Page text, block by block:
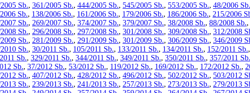
Sb., 361/2005 Sb., 444/2005 Sb., 545/2005 Sb., 553/2005 Sb., 48/2006 Sb.
Sb., 138/2006 Sb., 161/2006 Sb., 179/2006 Sb., 186/2006 Sb., 215/2006
Sb., 269/2007 Sb., 374/2007 Sb., 379/2007 Sb., 38/2008 Sb., 88/2008 Sb.,
Sb., 296/2008 Sb., 297/2008 Sb., 301/2008 Sb., 309/2008 Sb., 312/2008
Sb., 281/2009 Sb., 291/2009 Sb., 301/2009 Sb., 306/2009 Sb., 346/2009
Sb., 30/2011 Sb., 105/2011 Sb., 133/2011 Sb., 134/2011 Sb., 152/2011 Sb.,
Sb., 329/2011 Sb., 344/2011 Sb., 349/2011 Sb., 350/2011 Sb., 357/2011 Sb.
Sb., 37/2012 Sb., 53/2012 Sb., 119/2012 Sb., 169/2012 Sb., 172/2012 Sb.,
Sb., 407/2012 Sb., 428/2012 Sb., 496/2012 Sb., 502/2012 Sb., 503/2012
Sb., 239/2013 Sb., 241/2013 Sb., 257/2013 Sb., 273/2013 Sb., 279/2013